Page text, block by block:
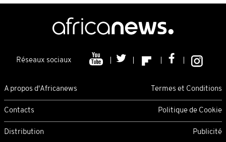
Réseaux sociaux
A propos d'Africanews Termes et Conditions
Contacts Politique de Cookie
Distribution Publicité